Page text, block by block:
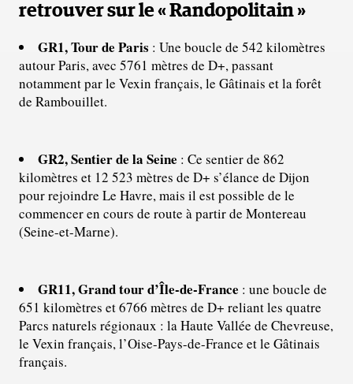
retrouver sur le « Randopolitain »
GR1, Tour de Paris : Une boucle de 542 kilomètres
autour Paris, avec 5761 mètres de D+, passant
notamment par le Vexin français, le Gâtinais et la forêt
de Rambouillet.
GR2, Sentier de la Seine : Ce sentier de 862
kilomètres et 12 523 mètres de D+ s’élance de Dijon
pour rejoindre Le Havre, mais il est possible de le
commencer en cours de route à partir de Montereau
(Seine-et-Marne).
GR11, Grand tour d’Île-de-France : une boucle de
651 kilomètres et 6766 mètres de D+ reliant les quatre
Parcs naturels régionaux : la Haute Vallée de Chevreuse,
le Vexin français, l’Oise-Pays-de-France et le Gâtinais
français.